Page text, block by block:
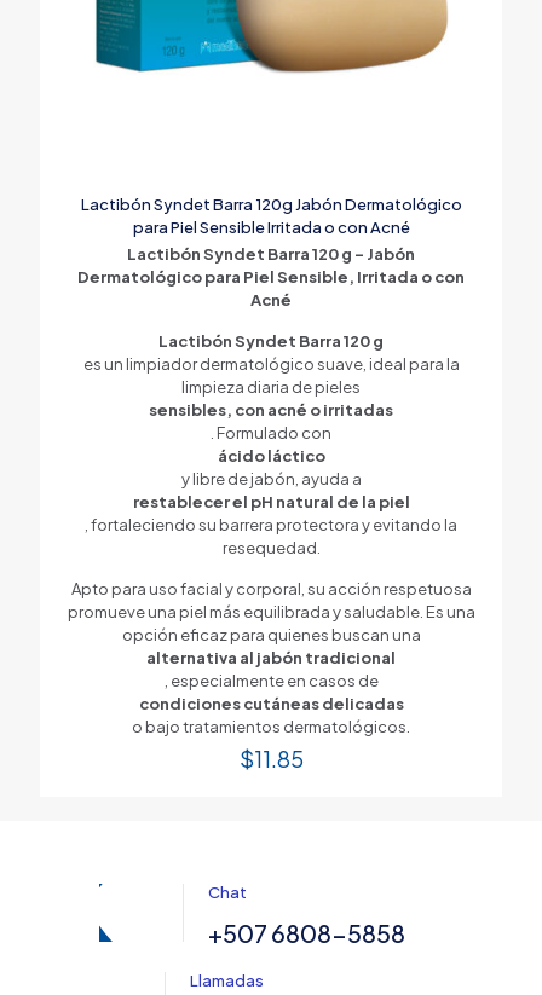
Lactibón Syndet Barra 120g Jabón Dermatológico
para Piel Sensible Irritada o con Acné
Lactibón Syndet Barra 120 g – Jabón
Dermatológico para Piel Sensible, Irritada o con
Acné
Lactibón Syndet Barra 120 g
es un limpiador dermatológico suave, ideal para la
limpieza diaria de pieles
sensibles, con acné o irritadas
. Formulado con
ácido láctico
y libre de jabón, ayuda a
restablecer el pH natural de la piel
, fortaleciendo su barrera protectora y evitando la
resequedad.
Apto para uso facial y corporal, su acción respetuosa
promueve una piel más equilibrada y saludable. Es una
opción eficaz para quienes buscan una
alternativa al jabón tradicional
, especialmente en casos de
condiciones cutáneas delicadas
o bajo tratamientos dermatológicos.
$11.85
Chat
+507 6808-5858
Llamadas